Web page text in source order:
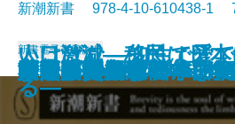
尼さんはつらいよ
問題発言
江戸歌舞伎役者の〈
「お手本の国」のウソ
テレビ局削減論
いけばな―知性で愛
―
原発賠償の行方
一流選手の親はどこ
社畜のススメ
ねじれの国、日本
新潮新書 978-4-10-610438-1
新書電子書籍あり
法然親鸞一遍
国民ID制度が日本を
リーダーシップ―胆
暴力団
人口激減―移民は日
る―
日本人の美風
文明の災禍
婚活したらすごかっ
ウイスキーは日本の
中国のジレンマ 日米